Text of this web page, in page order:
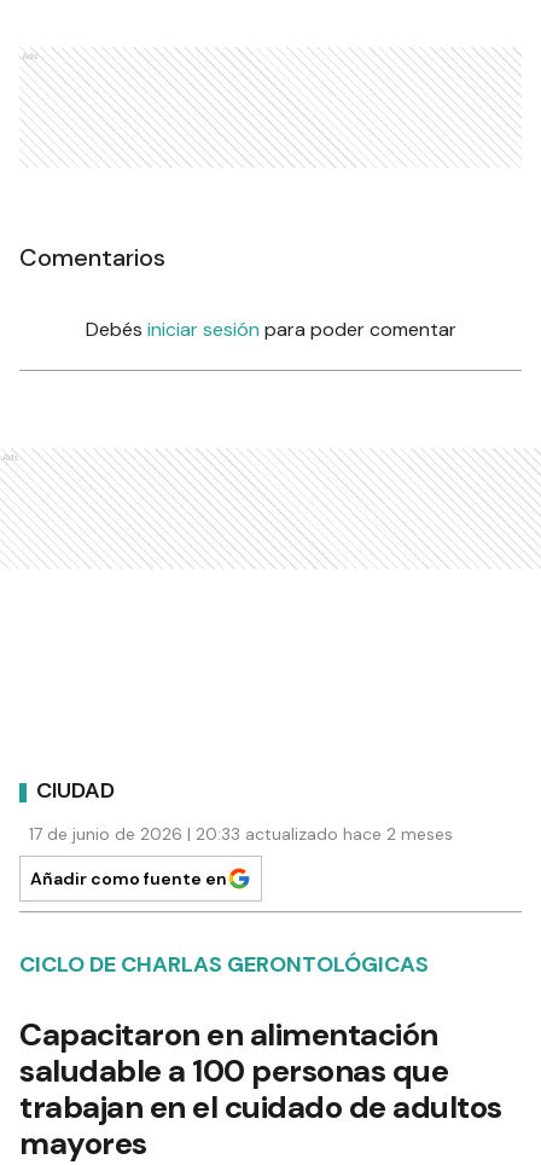
Ads
Comentarios
Debés iniciar sesión para poder comentar
Ads
CIUDAD
17 de junio de 2026 | 20:33 actualizado hace 2 meses
Añadir como fuente en
CICLO DE CHARLAS GERONTOLÓGICAS
Capacitaron en alimentación
saludable a 100 personas que
trabajan en el cuidado de adultos
mayores